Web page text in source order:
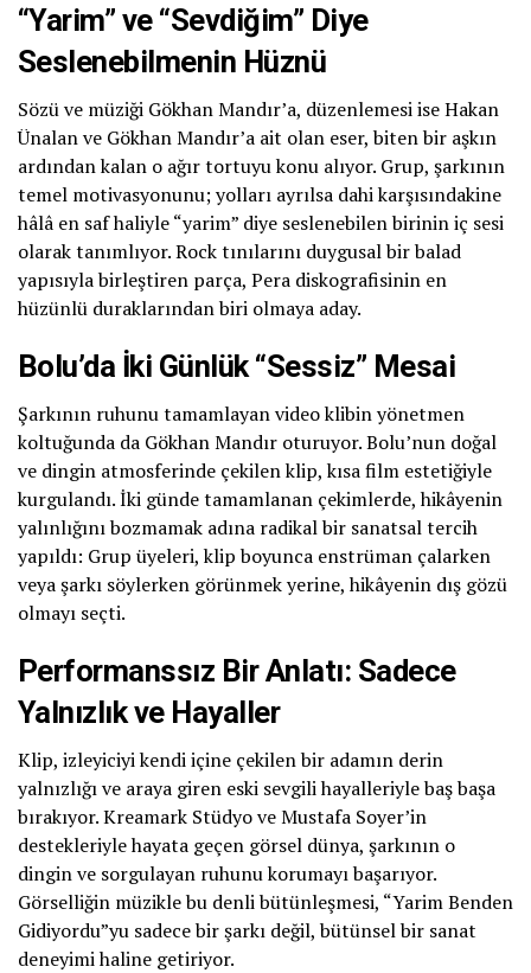
“Yarim” ve “Sevdiğim” Diye
Seslenebilmenin Hüznü
Sözü ve müziği Gökhan Mandır’a, düzenlemesi ise Hakan
Ünalan ve Gökhan Mandır’a ait olan eser, biten bir aşkın
ardından kalan o ağır tortuyu konu alıyor. Grup, şarkının
temel motivasyonunu; yolları ayrılsa dahi karşısındakine
hâlâ en saf haliyle “yarim” diye seslenebilen birinin iç sesi
olarak tanımlıyor. Rock tınılarını duygusal bir balad
yapısıyla birleştiren parça, Pera diskografisinin en
hüzünlü duraklarından biri olmaya aday.
Bolu’da İki Günlük “Sessiz” Mesai
Şarkının ruhunu tamamlayan video klibin yönetmen
koltuğunda da Gökhan Mandır oturuyor. Bolu’nun doğal
ve dingin atmosferinde çekilen klip, kısa film estetiğiyle
kurgulandı. İki günde tamamlanan çekimlerde, hikâyenin
yalınlığını bozmamak adına radikal bir sanatsal tercih
yapıldı: Grup üyeleri, klip boyunca enstrüman çalarken
veya şarkı söylerken görünmek yerine, hikâyenin dış gözü
olmayı seçti.
Performanssız Bir Anlatı: Sadece
Yalnızlık ve Hayaller
Klip, izleyiciyi kendi içine çekilen bir adamın derin
yalnızlığı ve araya giren eski sevgili hayalleriyle baş başa
bırakıyor. Kreamark Stüdyo ve Mustafa Soyer’in
destekleriyle hayata geçen görsel dünya, şarkının o
dingin ve sorgulayan ruhunu korumayı başarıyor.
Görselliğin müzikle bu denli bütünleşmesi, “Yarim Benden
Gidiyordu”yu sadece bir şarkı değil, bütünsel bir sanat
deneyimi haline getiriyor.